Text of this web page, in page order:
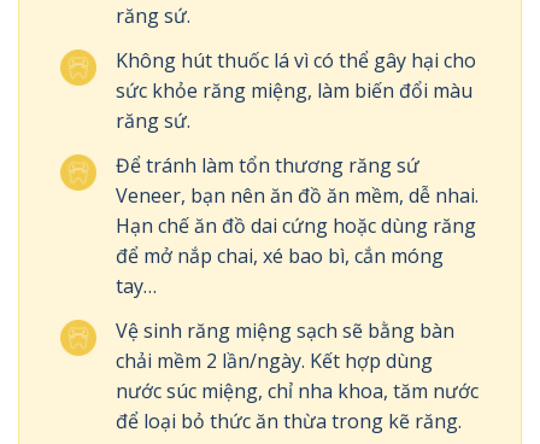
răng sứ.
Không hút thuốc lá vì có thể gây hại cho
sức khỏe răng miệng, làm biến đổi màu
răng sứ.
Để tránh làm tổn thương răng sứ
Veneer, bạn nên ăn đồ ăn mềm, dễ nhai.
Hạn chế ăn đồ dai cứng hoặc dùng răng
để mở nắp chai, xé bao bì, cắn móng
tay…
Vệ sinh răng miệng sạch sẽ bằng bàn
chải mềm 2 lần/ngày. Kết hợp dùng
nước súc miệng, chỉ nha khoa, tăm nước
để loại bỏ thức ăn thừa trong kẽ răng.